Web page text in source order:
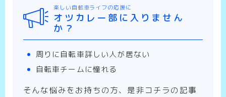
楽しい自転車ライフの応援に
オツカレー部に入りません
か？
周りに自転車詳しい人が居ない
自転車チームに憧れる
そんな悩みをお持ちの方、是非コチラの記事